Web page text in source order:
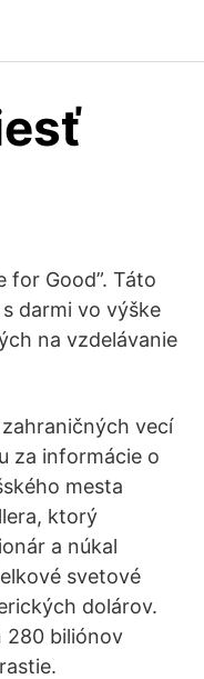
for Good”. Táto
darmi vo výške
na vzdelávanie
vecí
za informácie o
mesta
ktorý
a núkal
svetové
dolárov.
280 biliónov